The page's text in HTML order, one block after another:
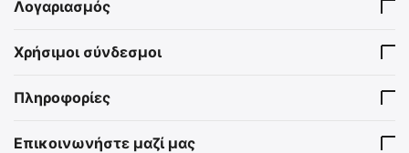
Λογαριασμός
Χρήσιμοι σύνδεσμοι
Πληροφορίες
Επικοινωνήστε μαζί μας